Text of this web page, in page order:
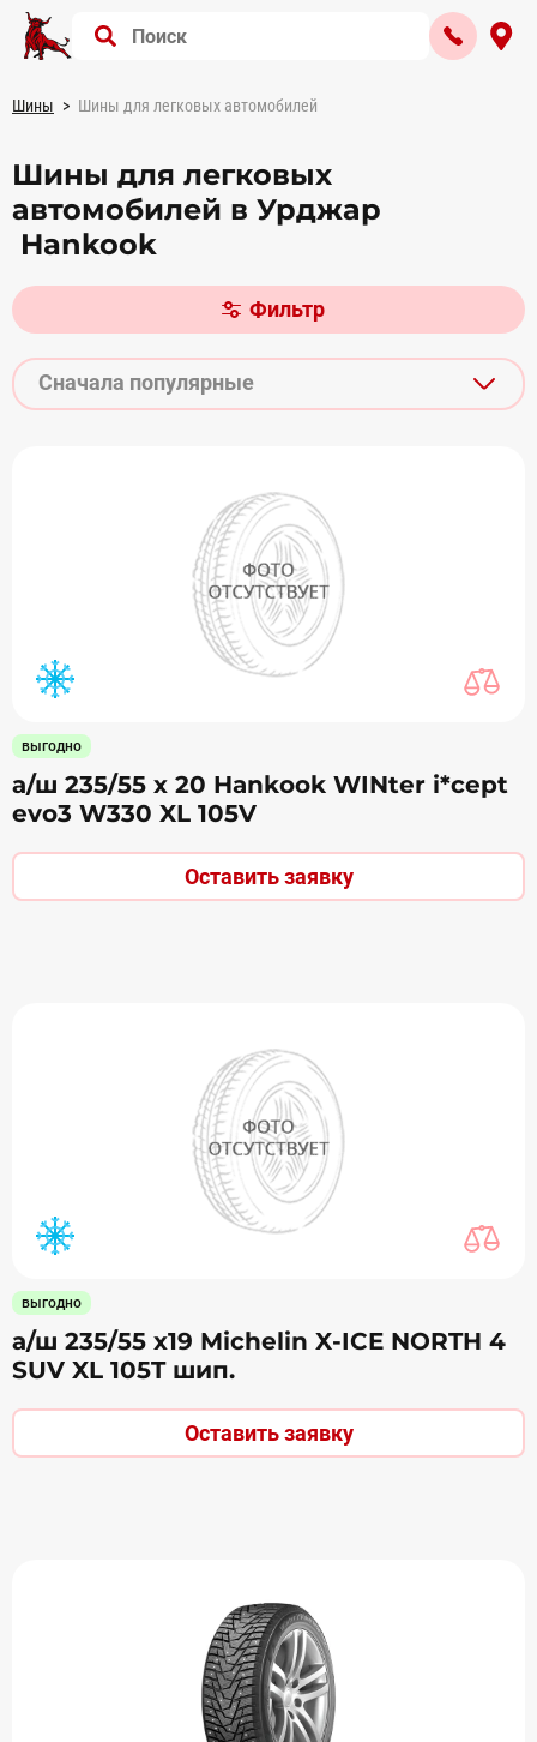
Шины Шины для легковых автомобилей
Шины для легковых
автомобилей в Урджар
Hankook
Фильтр
Сначала популярные
выгодно
а/ш 235/55 х 20 Hankook WINter i*cept
evo3 W330 XL 105V
Оставить заявку
выгодно
а/ш 235/55 х19 Michelin X-ICE NORTH 4
SUV XL 105T шип.
Оставить заявку